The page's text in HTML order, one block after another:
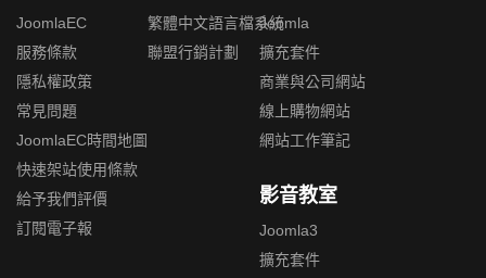
JoomlaEC
服務條款
隱私權政策
常見問題
JoomlaEC時間地圖
快速架站使用條款
給予我們評價
訂閱電子報
繁體中文語言檔系統
聯盟行銷計劃
Joomla
擴充套件
商業與公司網站
線上購物網站
網站工作筆記
影音教室
Joomla3
擴充套件